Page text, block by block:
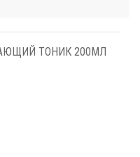
ТОНИК 200МЛ